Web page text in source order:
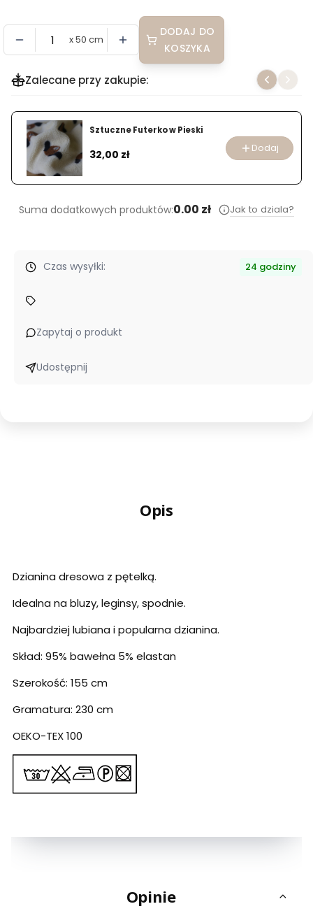
x 50 cm
DODAJ DO
KOSZYKA
Zalecane przy zakupie:
Sztuczne Futerko w Pieski
Cena
32,00 zł Dodaj
Suma dodatkowych produktów:0.00 zł Jak to dziala?
Czas wysyłki: 24 godziny
Zapytaj o produkt
Udostępnij
Opis
Dzianina dresowa z pętelką.
Idealna na bluzy, leginsy, spodnie.
Najbardziej lubiana i popularna dzianina.
Skład: 95% bawełna 5% elastan
Szerokość: 155 cm
Gramatura: 230 cm
OEKO-TEX 100
Opinie